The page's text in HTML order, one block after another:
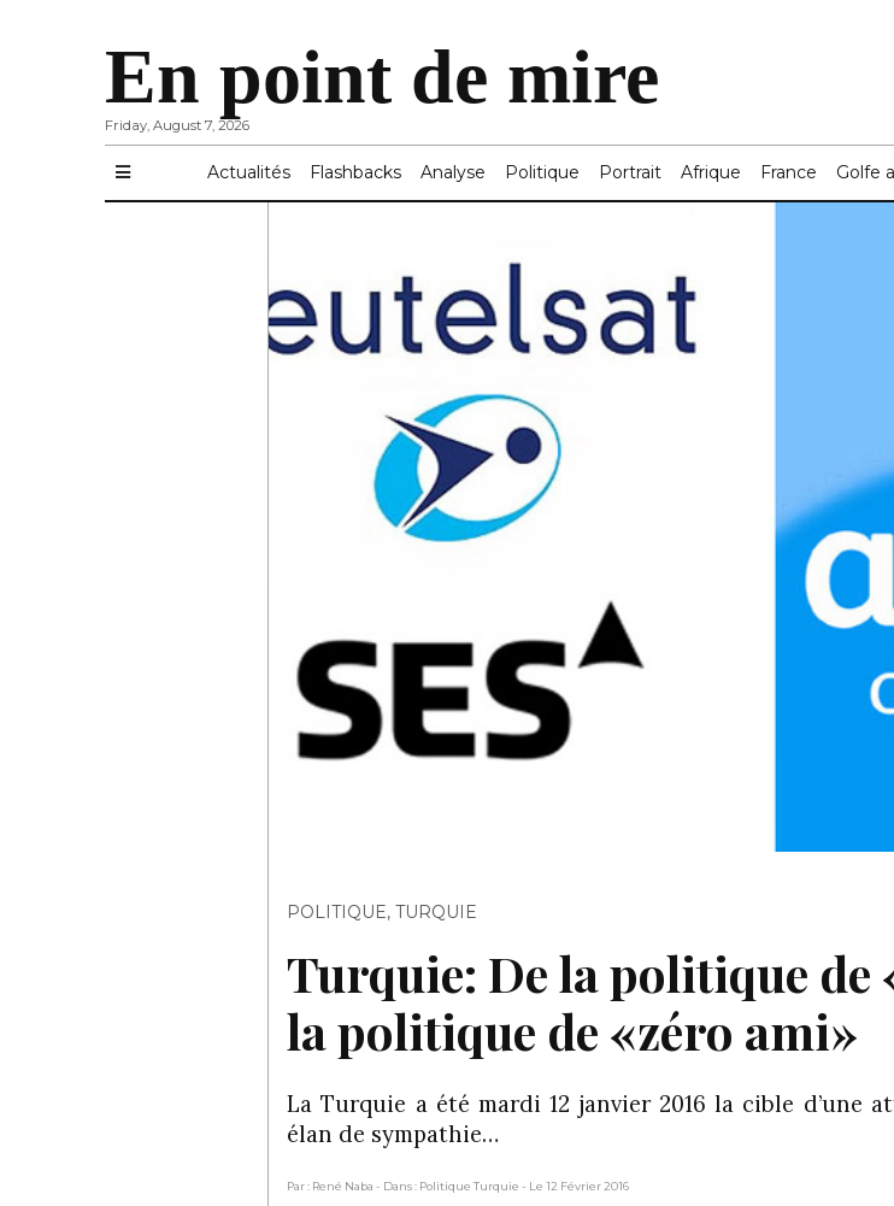
Friday, August 7, 2026
En point de mire
Actualités Flashbacks Analyse Politique Portrait Afrique France Golfe
POLITIQUE, TURQUIE
Turquie: De la politique de
la politique de «zéro ami»
La Turquie a été mardi 12 janvier 2016 la cible d’une
élan de sympathie…
Par : René Naba - Dans : Politique Turquie - Le 12 Février 2016